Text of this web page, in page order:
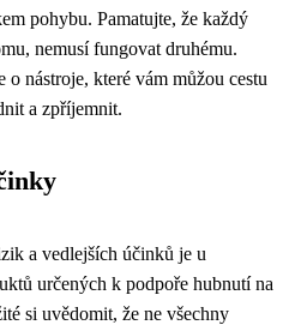
pohybu. Pamatujte, že každý
nemusí fungovat druhému.
nástroje, které vám můžou cestu
a zpříjemnit.
a vedlejších účinků je u
určených k podpoře hubnutí na
si uvědomit, že ne všechny